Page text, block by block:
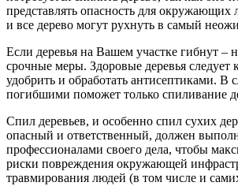
представлять опасность для окружающих
и все дерево могут рухнуть в самый
Если деревья на Вашем участке гибнут –
срочные меры. Здоровые деревья следует
удобрить и обработать антисептиками. В
погибшими поможет только спиливание
Спил деревьев, и особенно спил сухих
опасный и ответственный, должен
профессионалами своего дела, чтобы
риски повреждения окружающей
травмирования людей (в том числе и